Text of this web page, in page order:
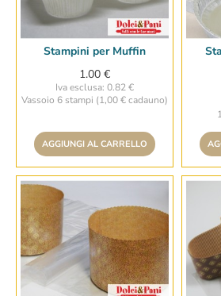
Stampini per Muffin
1.00 €
Iva esclusa: 0.82 €
Vassoio 6 stampi (1,00 € cadauno)
AGGIUNGI AL CARRELLO